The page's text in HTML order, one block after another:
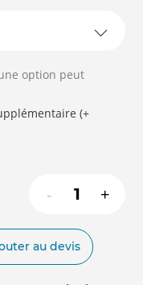
option peut
(+
- +
au devis